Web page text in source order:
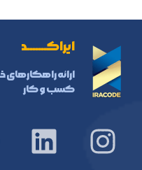
ایراکـــــــد
ارائه
کسب و کار